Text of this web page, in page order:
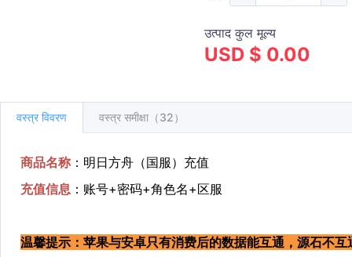
उत्पाद कुल मूल्य
USD $ 0.00
वस्त्र विवरण वस्त्र समीक्षा（32）
商品名称 ：明日方舟（国服）充值
充值信息 ：账号+密码+角色名+区服
温馨提示：苹果与安卓只有消费后的数据能互通，源石不互